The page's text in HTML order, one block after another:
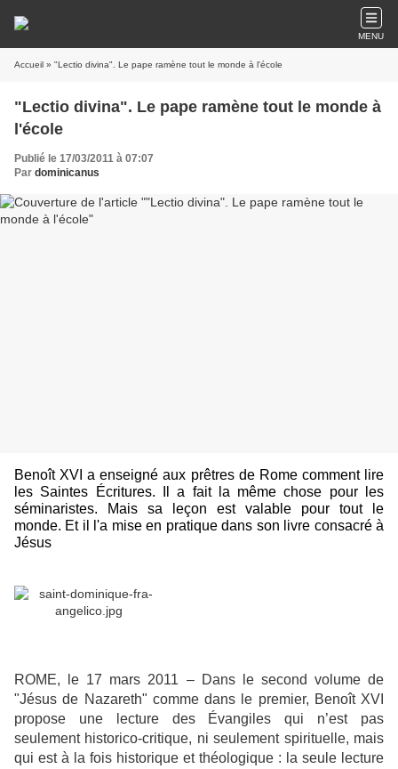
MENU
Accueil » "Lectio divina". Le pape ramène tout le monde à l'école
"Lectio divina". Le pape ramène tout le monde à
l'école
Publié le 17/03/2011 à 07:07
Par dominicanus
Benoît XVI a enseigné aux prêtres de Rome comment lire
les Saintes Écritures. Il a fait la même chose pour les
séminaristes. Mais sa leçon est valable pour tout le
monde. Et il l'a mise en pratique dans son livre consacré à
Jésus
ROME, le 17 mars 2011 – Dans le second volume de
"Jésus de Nazareth" comme dans le premier, Benoît XVI
propose une lecture des Évangiles qui n’est pas
seulement historico-critique, ni seulement spirituelle, mais
qui est à la fois historique et théologique : la seule lecture